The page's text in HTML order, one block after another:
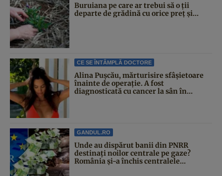
Buruiana pe care ar trebui să o ții
departe de grădină cu orice preț și...
CE SE ÎNTÂMPLĂ DOCTORE
Alina Pușcău, mărturisire sfâșietoare
înainte de operație. A fost
diagnosticată cu cancer la sân în...
GANDUL.RO
Unde au dispărut banii din PNRR
destinați noilor centrale pe gaze?
România și-a închis centralele...